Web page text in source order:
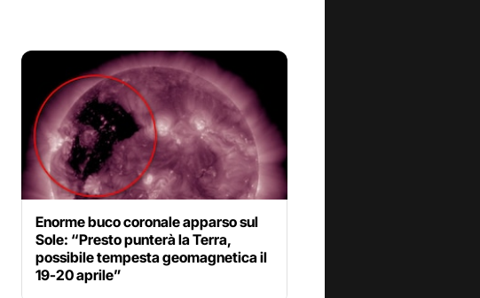
Enorme buco coronale apparso sul
Sole: “Presto punterà la Terra,
possibile tempesta geomagnetica il
19-20 aprile”